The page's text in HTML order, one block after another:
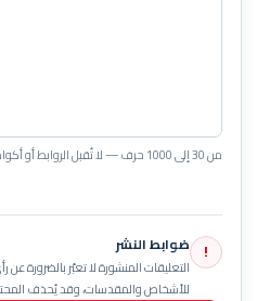
من 30 إلى 1000 حرف — لا تُقبل الروابط أو أكواد HTML.
! ضوابط النشر
التعليقات المنشورة لا تعبّر بالضرورة عن
للأشخاص والمقدسات، وقد يُحذف